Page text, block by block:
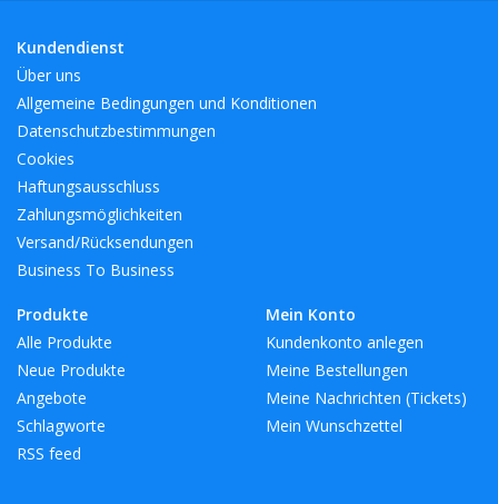
Kundendienst
Über uns
Allgemeine Bedingungen und Konditionen
Datenschutzbestimmungen
Cookies
Haftungsausschluss
Zahlungsmöglichkeiten
Versand/Rücksendungen
Business To Business
Produkte
Alle Produkte
Neue Produkte
Angebote
Schlagworte
RSS feed
Mein Konto
Kundenkonto anlegen
Meine Bestellungen
Meine Nachrichten (Tickets)
Mein Wunschzettel